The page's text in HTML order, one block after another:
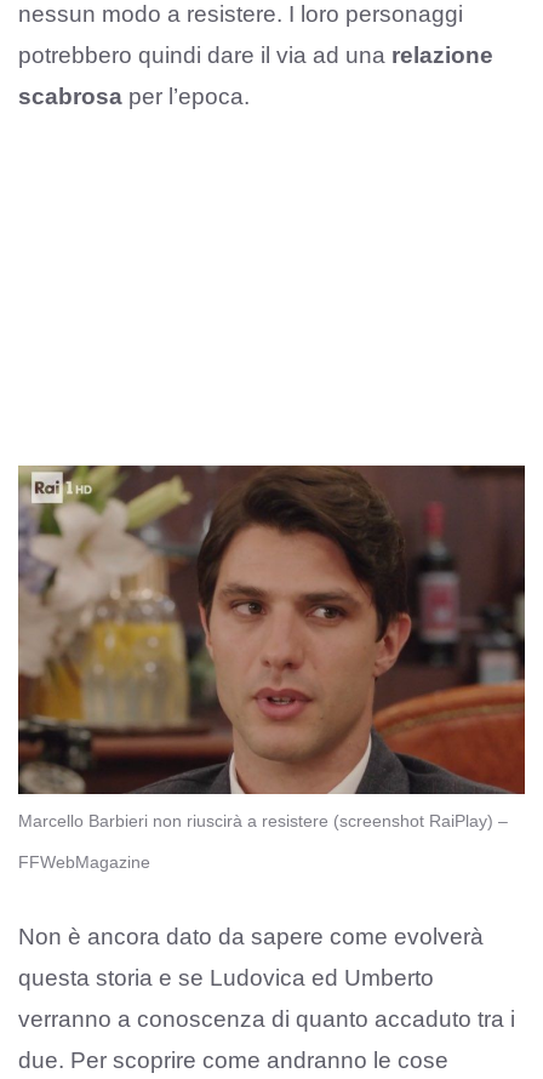
nessun modo a resistere. I loro personaggi
potrebbero quindi dare il via ad una relazione
scabrosa per l’epoca.
Marcello Barbieri non riuscirà a resistere (screenshot RaiPlay) –
FFWebMagazine
Non è ancora dato da sapere come evolverà
questa storia e se Ludovica ed Umberto
verranno a conoscenza di quanto accaduto tra i
due. Per scoprire come andranno le cose